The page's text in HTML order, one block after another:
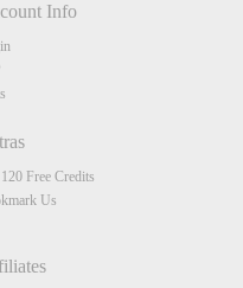
Info
Free Credits
Us